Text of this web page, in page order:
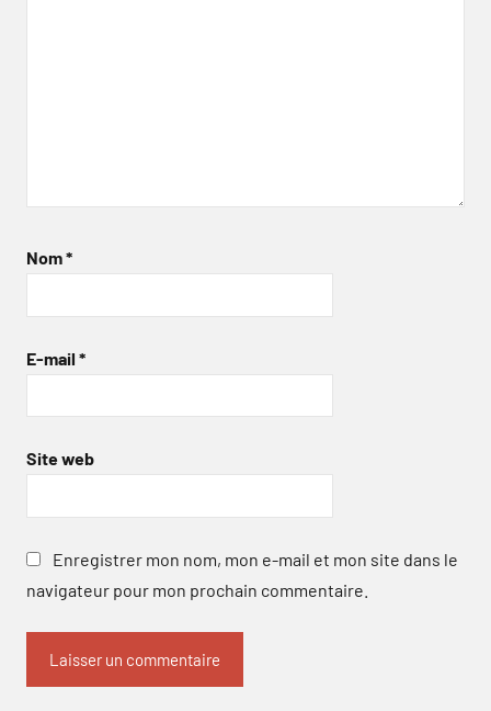
Nom*
E-mail *
Site web
Enregistrer mon nom, mon e-mail et mon site dans le
navigateur pour mon prochain commentaire.